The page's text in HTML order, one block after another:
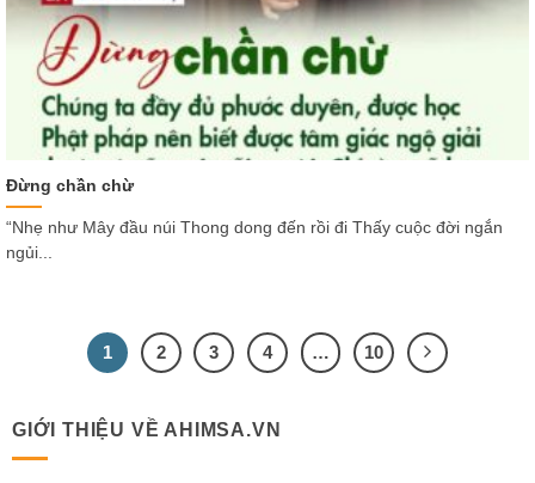
Đừng chần chừ
“Nhẹ như Mây đầu núi Thong dong đến rồi đi Thấy cuộc đời ngắn
ngủi...
1 2 3 4 … 10
GIỚI THIỆU VỀ AHIMSA.VN